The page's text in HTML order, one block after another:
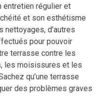
entretien régulier et
et son esthétisme
nettoyages, d’autres
pour pouvoir
terrasse contre les
les moisissures et les
qu’une terrasse
des problèmes graves